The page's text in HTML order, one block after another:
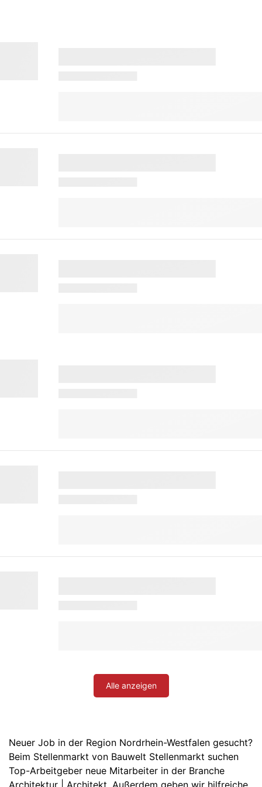
Alle anzeigen
Neuer Job in der Region Nordrhein-Westfalen gesucht?
Beim Stellenmarkt von Bauwelt Stellenmarkt suchen
Top-Arbeitgeber neue Mitarbeiter in der Branche
Architektur | Architekt. Außerdem geben wir hilfreiche